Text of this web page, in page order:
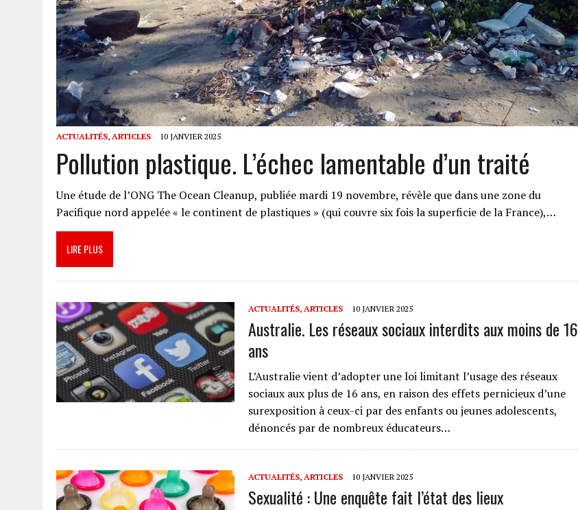
ACTUALITÉS, ARTICLES 10 JANVIER 2025
Pollution plastique. L’échec lamentable d’un traité
Une étude de l’ONG The Ocean Cleanup, publiée mardi 19 novembre, révèle que dans une zone du
Pacifique nord appelée « le continent de plastiques » (qui couvre six fois la superficie de la France),…
LIRE PLUS
ACTUALITÉS, ARTICLES 10 JANVIER 2025
Australie. Les réseaux sociaux interdits aux moins de 16
ans
L’Australie vient d’adopter une loi limitant l’usage des réseaux
sociaux aux plus de 16 ans, en raison des effets pernicieux d’une
surexposition à ceux-ci par des enfants ou jeunes adolescents,
dénoncés par de nombreux éducateurs…
ACTUALITÉS, ARTICLES 10 JANVIER 2025
Sexualité : Une enquête fait l’état des lieux